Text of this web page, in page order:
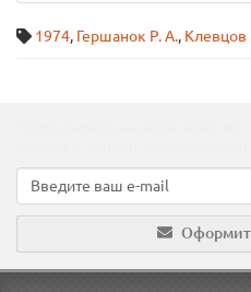
1974, Гершанок Р. А., Клевцов